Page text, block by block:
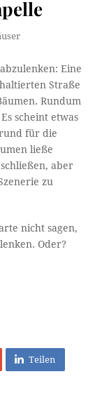
Eine
Straße
Rundum
scheint etwas
für die
ließe
aber
zu
nicht sagen,
Oder?
Teilen